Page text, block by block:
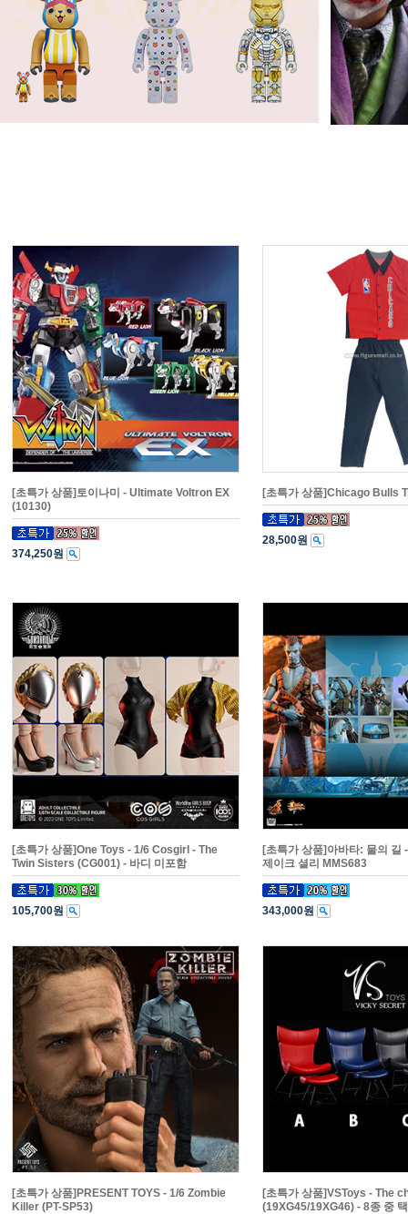
[초특가 상품]토이나미 - Ultimate Voltron EX
(10130)
374,250원
[초특가 상품]Chicago Bulls
28,500원
[초특가 상품]One Toys - 1/6 Cosgirl - The
Twin Sisters (CG001) - 바디 미포함
105,700원
[초특가 상품]아바타: 물의 길
제이크 셜리 MMS683
343,000원
[초특가 상품]PRESENT TOYS - 1/6 Zombie
Killer (PT-SP53)
[초특가 상품]VSToys - The
(19XG45/19XG46) - 8종 중